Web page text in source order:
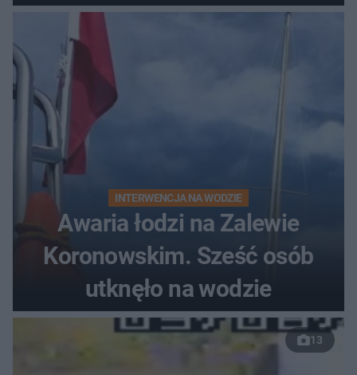
do szpitala
INTERWENCJA NA WODZIE
Awaria łodzi na Zalewie
Koronowskim. Sześć osób
utknęło na wodzie
13